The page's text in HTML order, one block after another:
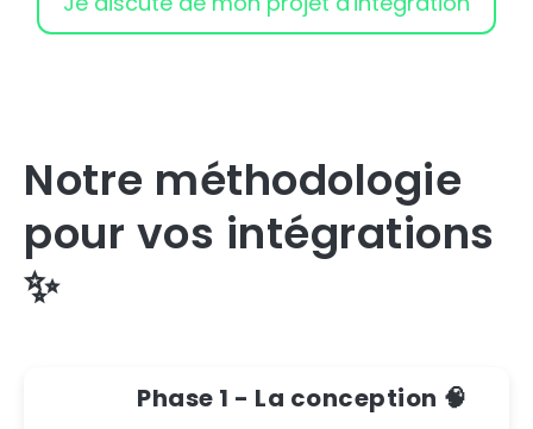
Notre méthodologie
pour vos intégrations
✨
Phase 1 - La conception 🧠